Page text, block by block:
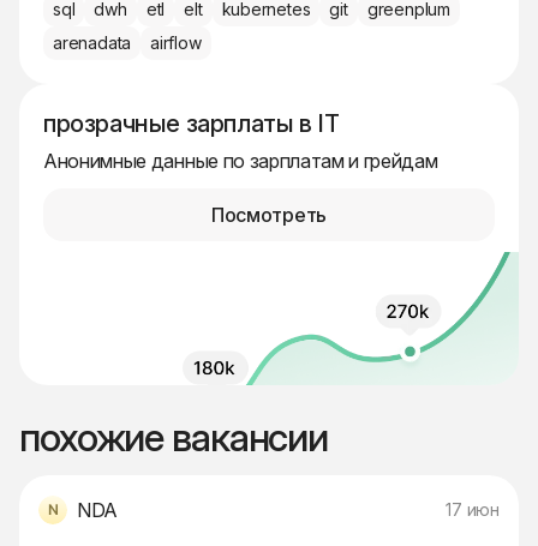
sql dwh etl elt kubernetes git
greenplum
arenadata
airflow
прозрачные зарплаты в IT
Анонимные данные по зарплатам и грейдам
Посмотреть
похожие вакансии
NDA 17 июн